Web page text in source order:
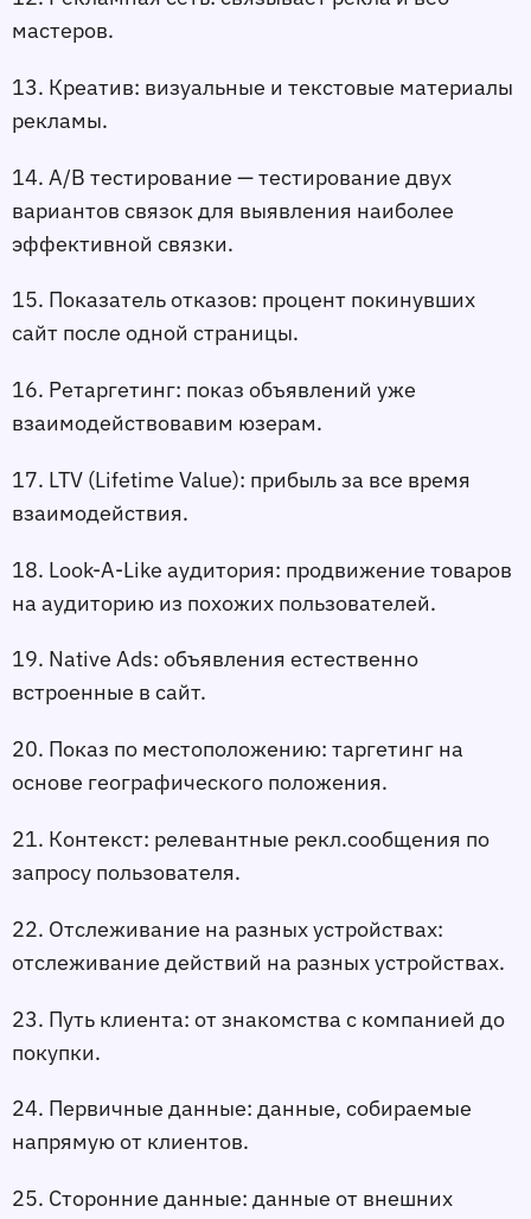
мастеров.
13. Креатив: визуальные и текстовые материалы
рекламы.
14. A/B тестирование —тестирование двух
вариантов связок для выявления наиболее
эффективной связки.
15. Показатель отказов: процент покинувших
сайт после одной страницы.
16. Ретаргетинг: показ объявлений уже
взаимодействовавим юзерам.
17. LTV (Lifetime Value): прибыль за все время
взаимодействия.
18. Look-A-Like аудитория: продвижение товаров
на аудиторию из похожих пользователей.
19. Native Ads: объявления естественно
встроенные в сайт.
20. Показ по местоположению: таргетинг на
основе географического положения.
21. Контекст: релевантные рекл.сообщения по
запросу пользователя.
22. Отслеживание на разных устройствах:
отслеживание действий на разных устройствах.
23. Путь клиента: от знакомства с компанией до
покупки.
24. Первичные данные: данные, собираемые
напрямую от клиентов.
25. Сторонние данные: данные от внешних